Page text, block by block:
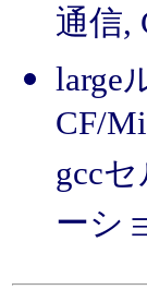
通信,
large
CF/
gcc
ーシ